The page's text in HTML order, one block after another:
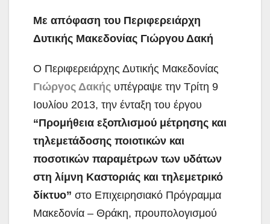
Με απόφαση του Περιφερειάρχη
Δυτικής Μακεδονίας Γιώργου Δακή
Ο Περιφερειάρχης Δυτικής Μακεδονίας
Γιώργος Δακής υπέγραψε την Τρίτη 9
Ιουλίου 2013, την ένταξη του έργου
“Προμήθεια εξοπλισμού μέτρησης και
τηλεμετάδοσης ποιοτικών και
ποσοτικών παραμέτρων των υδάτων
στη λίμνη Καστοριάς και τηλεμετρικό
δίκτυο” στο Επιχειρησιακό Πρόγραμμα
Μακεδονία – Θράκη, προυπολογισμού